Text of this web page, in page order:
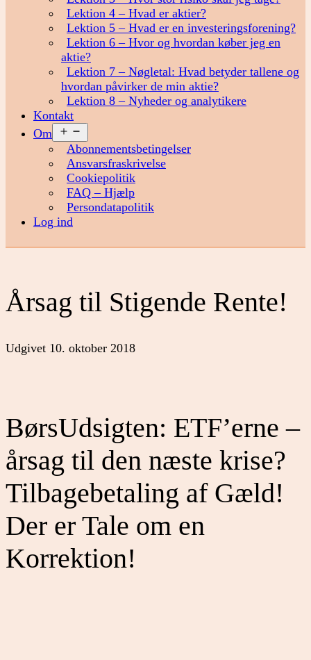
Lektion 4 – Hvad er aktier?
Lektion 5 – Hvad er en investeringsforening?
Lektion 6 – Hvor og hvordan køber jeg en
aktie?
Lektion 7 – Nøgletal: Hvad betyder tallene og
hvordan påvirker de min aktie?
Lektion 8 – Nyheder og analytikere
Kontakt
Om
menu
Abonnementsbetingelser
Ansvarsfraskrivelse
Cookiepolitik
FAQ – Hjælp
Persondatapolitik
Log ind
Årsag til Stigende Rente!
Udgivet 10. oktober 2018
BørsUdsigten: ETF’erne –
årsag til den næste krise?
Tilbagebetaling af Gæld!
Der er Tale om en
Korrektion!